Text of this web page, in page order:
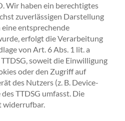
Wir haben ein berechtigtes
zuverlässigen Darstellung
entsprechende
erfolgt die Verarbeitung
von Art. 6 Abs. 1 lit. a
soweit die Einwilligung
oder den Zugriff auf
des Nutzers (z. B. Device-
TTDSG umfasst. Die
widerrufbar.